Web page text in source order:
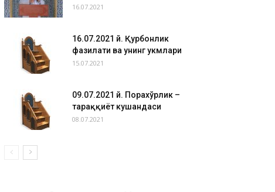
16.07.2021
16.07.2021 й. Қурбонлик
фазилати ва унинг ҳукмлари
15.07.2021
09.07.2021 й. Порахўрлик –
тараққиёт кушандаси
08.07.2021